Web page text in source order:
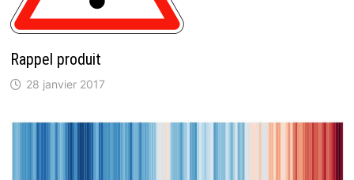
Rappel produit
28 janvier 2017